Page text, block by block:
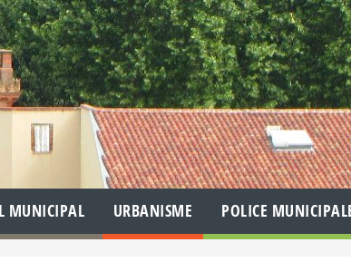
MUNICIPAL URBANISME POLICE